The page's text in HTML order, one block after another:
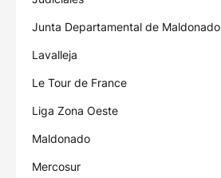
Junta Departamental de Maldonado
Lavalleja
Le Tour de France
Liga Zona Oeste
Maldonado
Mercosur